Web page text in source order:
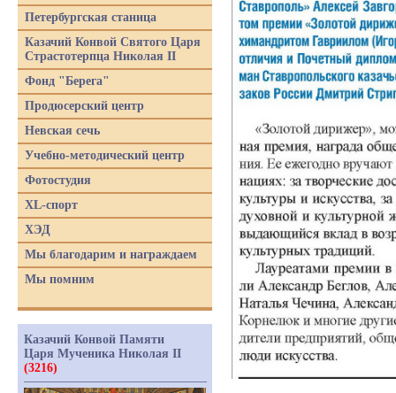
Петербургская станица
Казачий Конвой Святого Царя
Страстотерпца Николая II
Фонд "Берега"
Продюсерский центр
Невская сечь
Учебно-методический центр
Фотостудия
XL-спорт
ХЭД
Мы благодарим и награждаем
Мы помним
Казачий Конвой Памяти
Царя Мученика Николая II
(3216)